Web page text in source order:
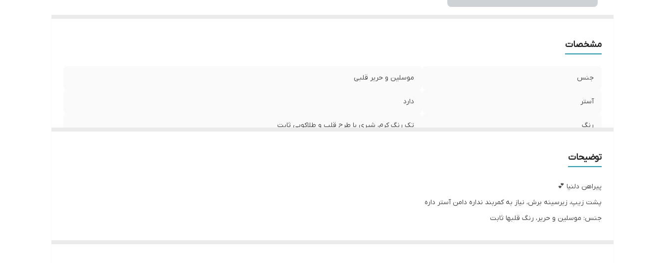
مشخصات
جنس موسلین و حریر قلبی
آستر دارد
رنگ تک رنگ کرم، شیری با طرح قلب و طلاکوبی ثابت
توضیحات
پیراهن دلنیا 💕
پشت زیپ، زیرسینه برش، نیاز به کمربند نداره دامن آستر داره
جنس: موسلین و حریر، رنگ قلبها ثابت